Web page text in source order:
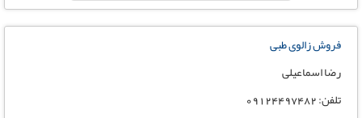
فروش زالوی طبی
رضا اسماعیلی
تلفن: 09124497482